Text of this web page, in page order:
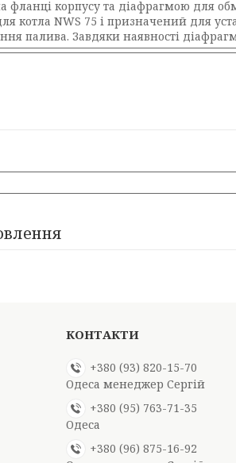
корпусу та діафрагмою для
котла NWS 75 і призначений для
палива. Завдяки наявності
+380 (93) 820-15-70
Одеса менеджер Сергій
+380 (95) 763-71-35
Одеса
+380 (96) 875-16-92